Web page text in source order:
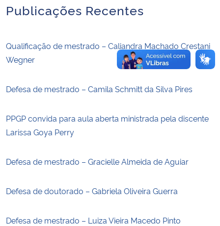
Banco Central do Brasil
Publicações Recentes
Qualificação de mestrado – Caliandra Machado Crestani
Wegner
Defesa de mestrado – Camila Schmitt da Silva Pires
PPGP convida para aula aberta ministrada pela discente
Larissa Goya Perry
Defesa de mestrado – Gracielle Almeida de Aguiar
Defesa de doutorado – Gabriela Oliveira Guerra
Defesa de mestrado – Luiza Vieira Macedo Pinto